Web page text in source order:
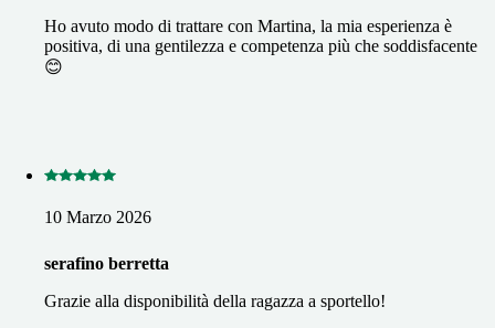
Ho avuto modo di trattare con Martina, la mia esperienza è
positiva, di una gentilezza e competenza più che soddisfacente
😊
10 Marzo 2026
serafino berretta
Grazie alla disponibilità della ragazza a sportello!